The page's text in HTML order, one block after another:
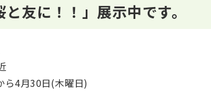
友に！！」展示中です。
ら4月30日(木曜日)